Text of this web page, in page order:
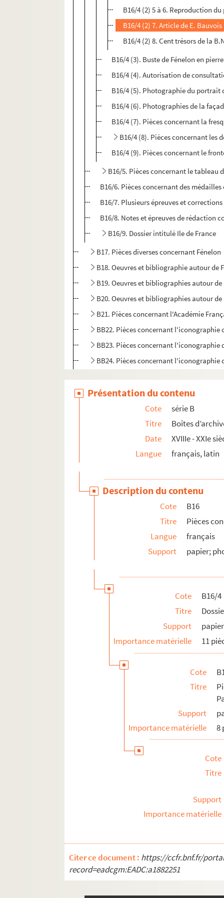
B16/4 (2) 5 à 6. Reproduction
B16/4 (2) 7. Article de E.
B16/4 (2) 8. Cent trésors de la
B16/4 (3). Buste de Fénelon en
B16/4 (4). Autorisation de
B16/4 (5). Photographie du portrait
B16/4 (6). Photographies de la
B16/4 (7). Pièces concernant la
B16/4 (8). Pièces concernant les
B16/4 (9). Pièces concernant le
B16/5. Pièces concernant le tableau
B16/6. Pièces concernant des
B16/7. Plusieurs épreuves et
B16/8. Notes et épreuves de rédaction
B16/9. Dossier intitulé Ile de France
B17. Pièces diverses concernant Fénelon
B18. Oeuvres et bibliographie autour de
B19. Oeuvres et bibliographies autour
B20. Oeuvres et bibliographies autour
B21. Pièces concernant l'Académie
BB22. Pièces concernant l'iconographie
BB23. Pièces concernant l'iconographie
BB24. Pièces concernant l'iconographie
BB26. Divers documents sur Fénelon
BB27. Boîte manquante
BB28. Pièces concernant divers articles
Série C. Portraits gravés de Fénelon
Série D. Bibliothèque d’imprimés fénelonniens
Présentation du contenu
Cote
série B
Titre
Boîtes
Date
XVIIIe - XXIe
Langue
français, latin
Description du contenu
Cote
B16
Titre
Pièces
Langue
français
Support
papier;
Cote
B16/4
Titre
Support
Importance matérielle
11
Cote
Titre
Support
Importance matérielle
8
Cote
Titre
Support
Importance matérielle
Citer ce document : https://ccfr.bnf.fr/
record=eadcgm:EADC:a1882251